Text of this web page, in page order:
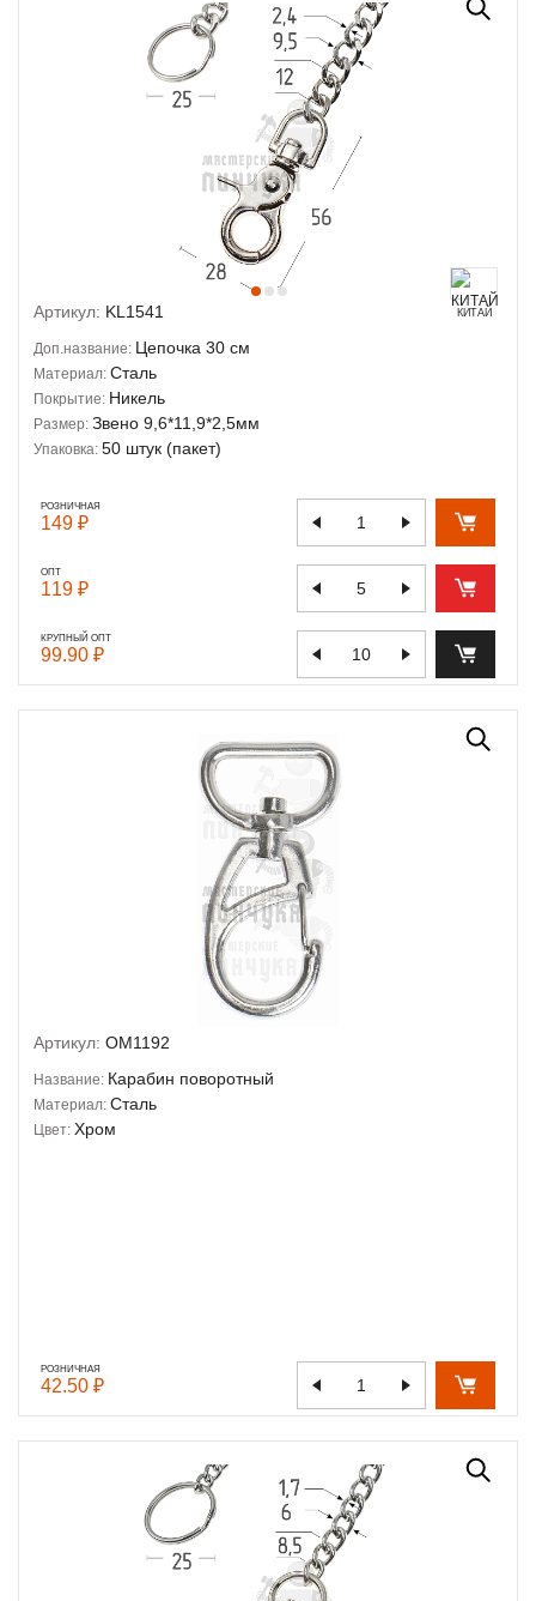
Артикул: KL1541 КИТАЙ
Доп.название: Цепочка 30 см
Материал: Сталь
Покрытие: Никель
Размер: Звено 9,6*11,9*2,5мм
Упаковка: 50 штук (пакет)
РОЗНИЧНАЯ
149 ₽
ОПТ
119 ₽
КРУПНЫЙ ОПТ
99.90 ₽
Артикул: OM1192
Название: Карабин поворотный
Материал: Сталь
Цвет: Хром
РОЗНИЧНАЯ
42.50 ₽